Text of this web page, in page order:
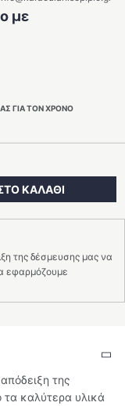
με
ΓΙΑ ΤΟΝ ΧΡΟΝΟ
ΚΑΛΑΘΙ
της δέσμευσης μας να
εφαρμόζουμε
της
καλύτερα υλικά